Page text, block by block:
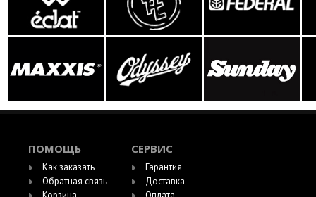
ПОМОЩЬ
Как заказать
Обратная связь
СЕРВИС
Гарантия
Доставка